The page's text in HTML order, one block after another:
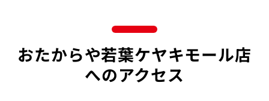
おたからや若葉ケヤキモール店
へのアクセス